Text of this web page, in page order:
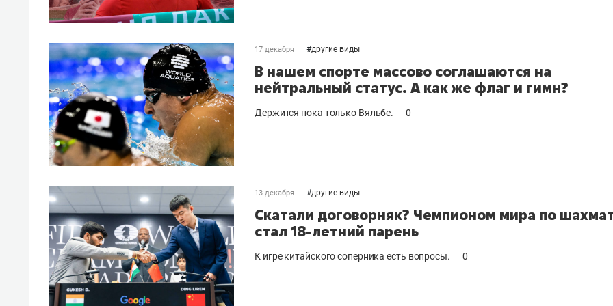
17 декабря #другие виды
В нашем спорте массово соглашаются на
нейтральный статус. А как же флаг и гимн?
Держится пока только Вяльбе. 0
13 декабря #другие виды
Скатали договорняк? Чемпионом мира по
стал 18-летний парень
К игре китайского соперника есть вопросы. 0